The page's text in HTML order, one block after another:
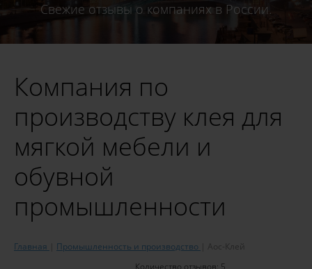
Свежие отзывы о компаниях в России.
Компания по
производству клея для
мягкой мебели и
обувной
промышленности
Главная Промышленность и производство
Аос-Клей
Количество отзывов: 5